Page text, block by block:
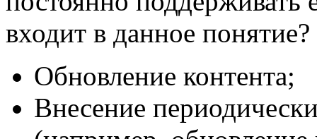
входит в данное понятие?
Обновление контента;
Внесение